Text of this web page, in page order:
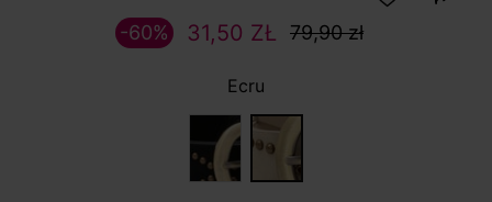
31,50 ZŁ 79,90 zł
-60%
Ecru